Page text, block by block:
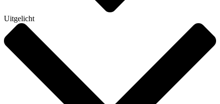
Uitgelicht